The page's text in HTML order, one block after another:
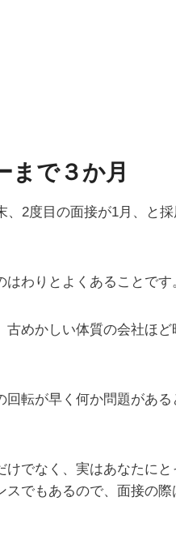
まで３か月
、2度目の面接が1月、と
わりとよくあることです
めかしい体質の会社ほ
転が早く何か問題がある
でなく、実はあなたに
でもあるので、面接の